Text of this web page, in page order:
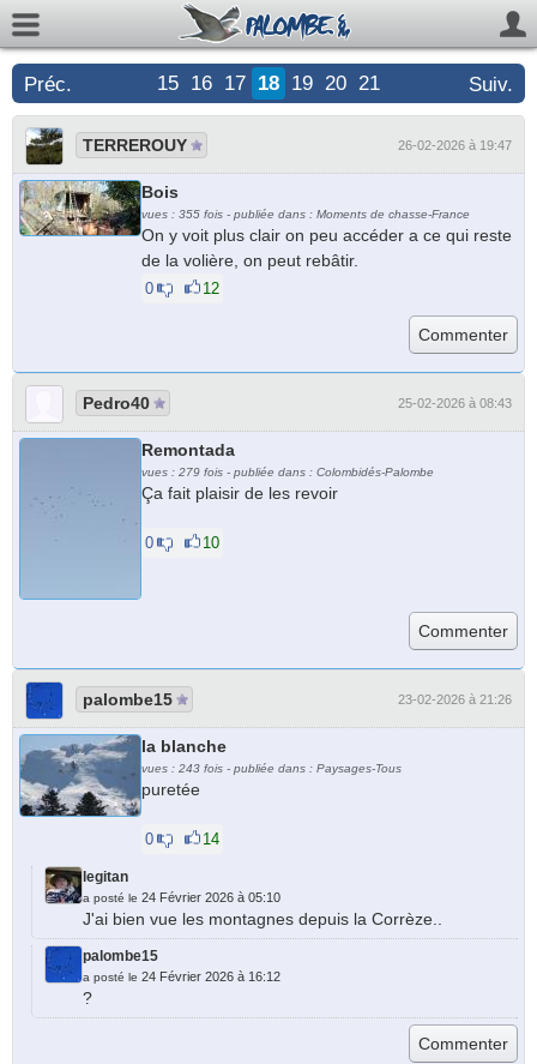
Suiv.
Préc. 15 16 17 18 19 20 21
TERREROUY 26-02-2026 à 19:47
Bois
vues : 355 fois - publiée dans : Moments de chasse-France
On y voit plus clair on peu accéder a ce qui reste
de la volière, on peut rebâtir.
0 12
Pedro40 25-02-2026 à 08:43
Remontada
vues : 279 fois - publiée dans : Colombidés-Palombe
Ça fait plaisir de les revoir
0 10
palombe15 23-02-2026 à 21:26
la blanche
vues : 243 fois - publiée dans : Paysages-Tous
puretée
0 14
legitan
a posté le 24 Février 2026 à 05:10
J'ai bien vue les montagnes depuis la Corrèze..
palombe15
a posté le 24 Février 2026 à 16:12
?